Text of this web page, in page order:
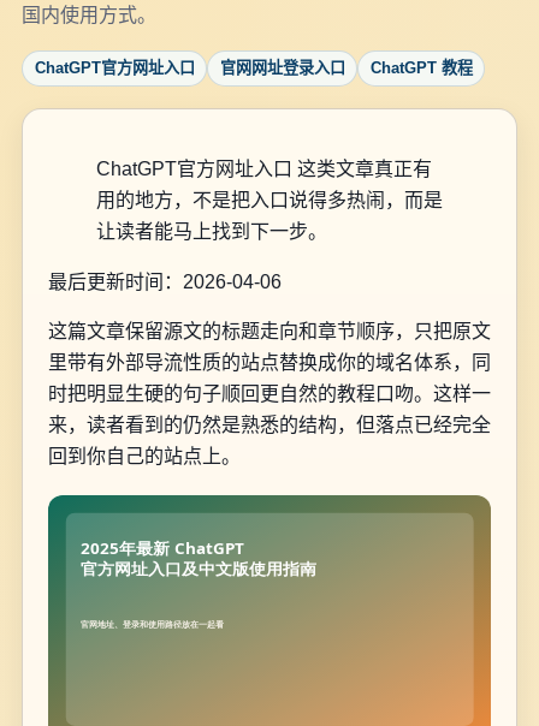
国内使用方式。
ChatGPT官方网址入口 官网网址登录入口 ChatGPT 教程
ChatGPT官方网址入口 这类文章真正有
用的地方，不是把入口说得多热闹，而是
让读者能马上找到下一步。
最后更新时间：2026-04-06
这篇文章保留源文的标题走向和章节顺序，只把原文
里带有外部导流性质的站点替换成你的域名体系，同
时把明显生硬的句子顺回更自然的教程口吻。这样一
来，读者看到的仍然是熟悉的结构，但落点已经完全
回到你自己的站点上。